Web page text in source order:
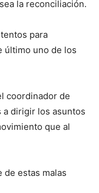
la reconciliación.
para
último uno de los
coordinador de
dirigir los asuntos
que al
de estas malas